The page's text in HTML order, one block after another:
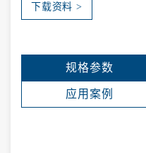
下载资料 >
规格参数
应用案例